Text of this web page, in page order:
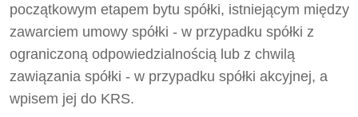
początkowym etapem bytu spółki, istniejącym między
zawarciem umowy spółki - w przypadku spółki z
ograniczoną odpowiedzialnością lub z chwilą
zawiązania spółki - w przypadku spółki akcyjnej, a
wpisem jej do KRS.